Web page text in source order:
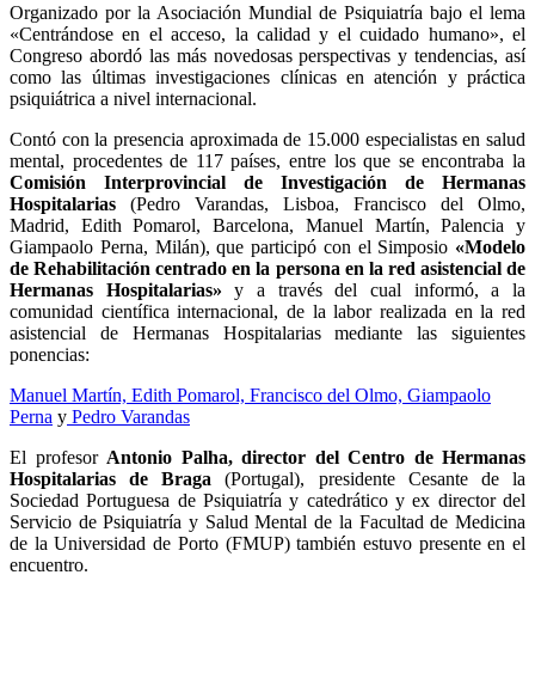
Organizado por la Asociación Mundial de Psiquiatría bajo el lema
«Centrándose en el acceso, la calidad y el cuidado humano», el
Congreso abordó las más novedosas perspectivas y tendencias, así
como las últimas investigaciones clínicas en atención y práctica
psiquiátrica a nivel internacional.
Contó con la presencia aproximada de 15.000 especialistas en salud
mental, procedentes de 117 países, entre los que se encontraba la
Comisión Interprovincial de Investigación de Hermanas
Hospitalarias (Pedro Varandas, Lisboa, Francisco del Olmo,
Madrid, Edith Pomarol, Barcelona, Manuel Martín, Palencia y
Giampaolo Perna, Milán), que participó con el Simposio «Modelo
de Rehabilitación centrado en la persona en la red asistencial de
Hermanas Hospitalarias»y a través del cual informó, a la
comunidad científica internacional, de la labor realizada en la red
asistencial de Hermanas Hospitalarias mediante las siguientes
ponencias:
Manuel Martín, Edith Pomarol, Francisco del Olmo, Giampaolo
Perna y Pedro Varandas
El profesor Antonio Palha, director del Centro de Hermanas
Hospitalarias de Braga (Portugal), presidente Cesante de la
Sociedad Portuguesa de Psiquiatría y catedrático y ex director del
Servicio de Psiquiatría y Salud Mental de la Facultad de Medicina
de la Universidad de Porto (FMUP) también estuvo presente en el
encuentro.